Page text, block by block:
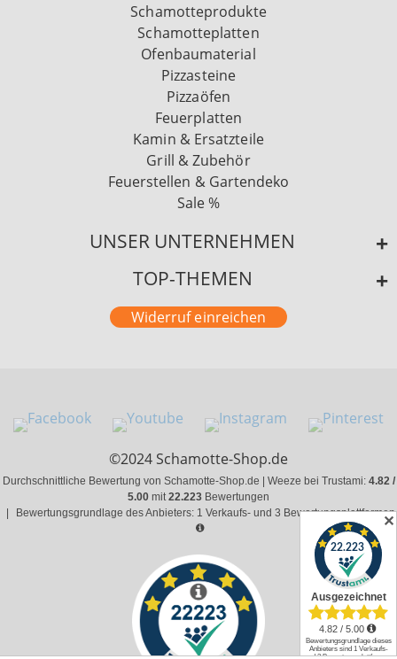
Schamotteprodukte
Schamotteplatten
Ofenbaumaterial
Pizzasteine
Pizzaöfen
Feuerplatten
Kamin & Ersatzteile
Grill & Zubehör
Feuerstellen & Gartendeko
Sale %
UNSER UNTERNEHMEN
TOP-THEMEN
Widerruf einreichen
©2024 Schamotte-Shop.de
Durchschnittliche Bewertung von Schamotte-Shop.de | Weeze bei Trustami: 4.82 /
5.00 mit22.223 Bewertungen
Bewertungsgrundlage des Anbieters: 1 Verkaufs- und 3 Bewertungsplattformen
✕